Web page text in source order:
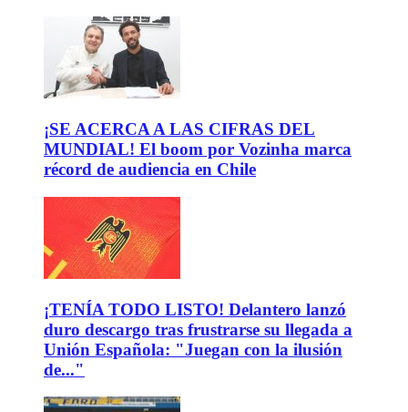
¡SE ACERCA A LAS CIFRAS DEL
MUNDIAL! El boom por Vozinha marca
récord de audiencia en Chile
¡TENÍA TODO LISTO! Delantero lanzó
duro descargo tras frustrarse su llegada a
Unión Española: "Juegan con la ilusión
de..."